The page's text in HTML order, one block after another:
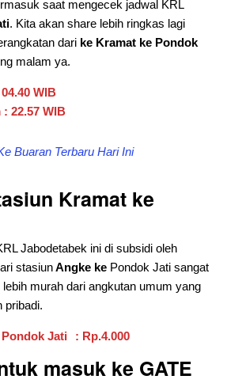
saat mengecek jadwal KRL
. Kita akan share lebih ringkas lagi
dari ke Kramat ke Pondok
malam ya.
WIB
22.57 WIB
Buaran Terbaru Hari Ini
Kramat ke
Jabodetabek ini di subsidi oleh
stasiunAngke ke Pondok Jati sangat
murah dari angkutan umum yang
pribadi.
Jati : Rp.4.000
masuk ke GATE